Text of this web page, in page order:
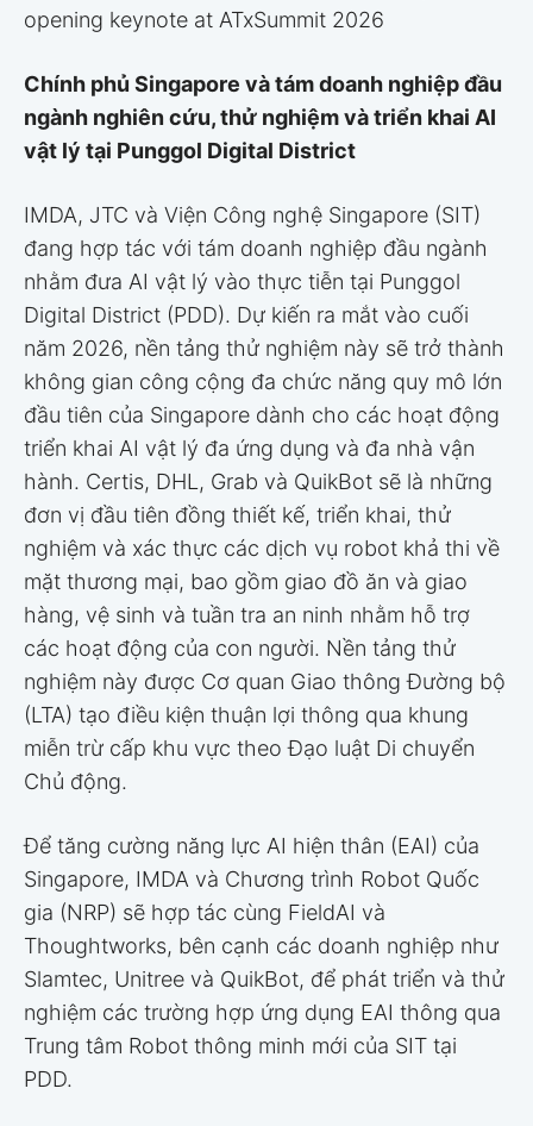
opening keynote at ATxSummit 2026
Chính phủ Singapore và tám doanh nghiệp đầu
ngành nghiên cứu, thử nghiệm và triển khai AI
vật lý tại Punggol Digital District
IMDA, JTC và Viện Công nghệ Singapore (SIT)
đang hợp tác với tám doanh nghiệp đầu ngành
nhằm đưa AI vật lý vào thực tiễn tại Punggol
Digital District (PDD). Dự kiến ra mắt vào cuối
năm 2026, nền tảng thử nghiệm này sẽ trở thành
không gian công cộng đa chức năng quy mô lớn
đầu tiên của Singapore dành cho các hoạt động
triển khai AI vật lý đa ứng dụng và đa nhà vận
hành. Certis, DHL, Grab và QuikBot sẽ là những
đơn vị đầu tiên đồng thiết kế, triển khai, thử
nghiệm và xác thực các dịch vụ robot khả thi về
mặt thương mại, bao gồm giao đồ ăn và giao
hàng, vệ sinh và tuần tra an ninh nhằm hỗ trợ
các hoạt động của con người. Nền tảng thử
nghiệm này được Cơ quan Giao thông Đường bộ
(LTA) tạo điều kiện thuận lợi thông qua khung
miễn trừ cấp khu vực theo Đạo luật Di chuyển
Chủ động.
Để tăng cường năng lực AI hiện thân (EAI) của
Singapore, IMDA và Chương trình Robot Quốc
gia (NRP) sẽ hợp tác cùng FieldAI và
Thoughtworks, bên cạnh các doanh nghiệp như
Slamtec, Unitree và QuikBot, để phát triển và thử
nghiệm các trường hợp ứng dụng EAI thông qua
Trung tâm Robot thông minh mới của SIT tại
PDD.